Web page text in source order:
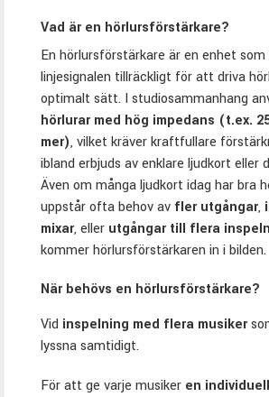
Vad är en hörlursförstärkare?
En hörlursförstärkare är en enhet
linjesignalen tillräckligt för att driva
optimalt sätt. I studiosammanhang
hörlurar med hög impedans (t.ex.
mer), vilket kräver kraftfullare
ibland erbjuds av enklare ljudkort eller
Även om många ljudkort idag har bra
uppstår ofta behov av fler utgångar,
mixar, eller utgångar till flera
kommer hörlursförstärkaren in i bilden.
När behövs en hörlursförstärkare?
Vid inspelning med flera musiker
lyssna samtidigt.
För att ge varje musiker en